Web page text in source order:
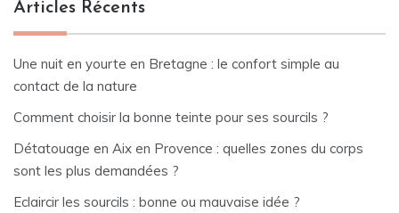
Articles Récents
Une nuit en yourte en Bretagne : le confort simple au
contact de la nature
Comment choisir la bonne teinte pour ses sourcils ?
Détatouage en Aix en Provence : quelles zones du corps
sont les plus demandées ?
Eclaircir les sourcils : bonne ou mauvaise idée ?